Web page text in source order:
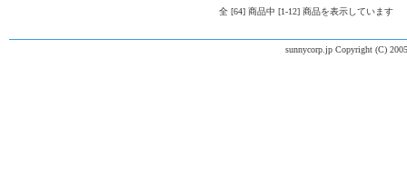
全 [64] 商品中 [1-12] 商品を表示しています
sunnycorp.jp Copyright (C)